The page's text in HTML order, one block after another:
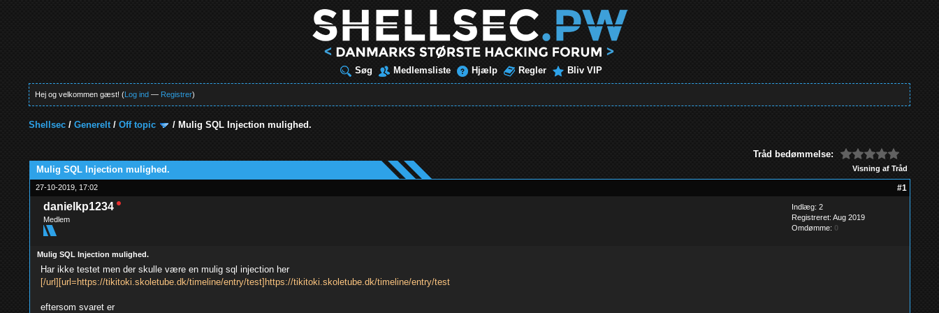
Søg Medlemsliste Hjælp Regler Bliv VIP
Hej og velkommen gæst! (Log ind — Registrer)
Shellsec /Generelt/Off topic / Mulig SQL Injection mulighed.
Tråd bedømmelse:
Visning af Tråd
Mulig SQL Injection mulighed.
27-10-2019, 17:02 #1
danielkp1234
Medlem
Indlæg: 2
Registreret: Aug 2019
Omdømme: 0
Mulig SQL Injection mulighed.
Har ikke testet men der skulle være en mulig sql injection her
[/url][url=https://tikitoki.skoletube.dk/timeline/entry/test]https://tikitoki.skoletube.dk/timeline/entry/test
eftersom svaret er